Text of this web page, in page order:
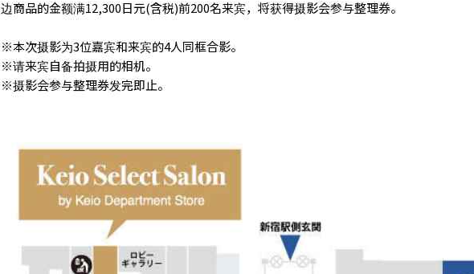
边商品的金额满12,300日元(含税)前200名来宾，将获得摄影会参与整理券。
※本次摄影为3位嘉宾和来宾的4人同框合影。
※请来宾自备拍摄用的相机。
※摄影会参与整理券发完即止。